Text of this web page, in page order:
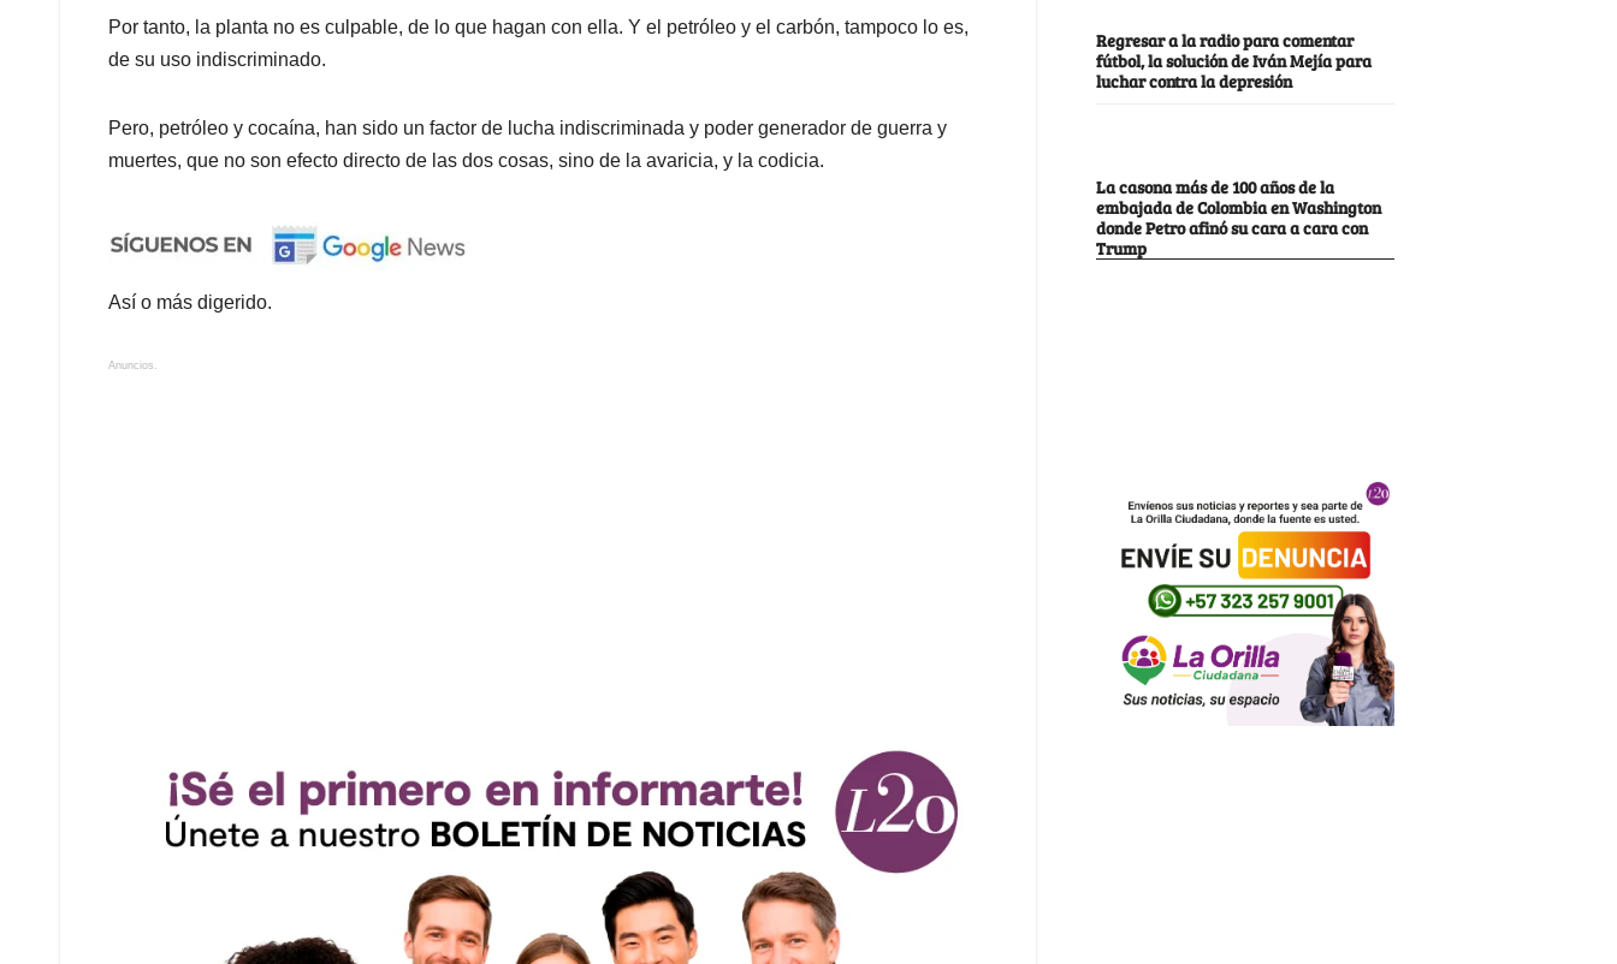
Por tanto, la planta no es culpable, de lo que hagan con ella. Y el petróleo y el carbón, tampoco lo es,
de su uso indiscriminado.
Pero, petróleo y cocaína, han sido un factor de lucha indiscriminada y poder generador de guerra y
muertes, que no son efecto directo de las dos cosas, sino de la avaricia, y la codicia.
Así o más digerido.
Anuncios.
Regresar a la radio para comentar
fútbol, la solución de Iván Mejía para
luchar contra la depresión
La casona más de 100 años de la
embajada de Colombia en Washington
donde Petro afinó su cara a cara con
Trump